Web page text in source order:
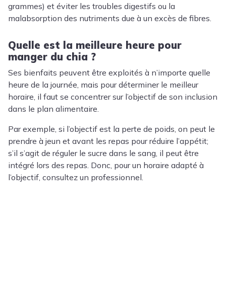
grammes) et éviter les troubles digestifs ou la
malabsorption des nutriments due à un excès de fibres.
Quelle est la meilleure heure pour
manger du chia ?
Ses bienfaits peuvent être exploités à n’importe quelle
heure de la journée, mais pour déterminer le meilleur
horaire, il faut se concentrer sur l’objectif de son inclusion
dans le plan alimentaire.
Par exemple, si l’objectif est la perte de poids, on peut le
prendre à jeun et avant les repas pour réduire l’appétit;
s’il s’agit de réguler le sucre dans le sang, il peut être
intégré lors des repas. Donc, pour un horaire adapté à
l’objectif, consultez un professionnel.